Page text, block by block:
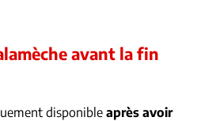
avant la fin
disponible après avoir